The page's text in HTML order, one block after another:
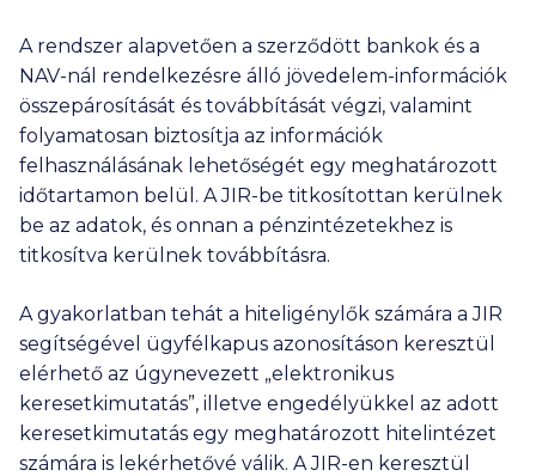
A rendszer alapvetően a szerződött bankok és a
NAV-nál rendelkezésre álló jövedelem-információk
összepárosítását és továbbítását végzi, valamint
folyamatosan biztosítja az információk
felhasználásának lehetőségét egy meghatározott
időtartamon belül. A JIR-be titkosítottan kerülnek
be az adatok, és onnan a pénzintézetekhez is
titkosítva kerülnek továbbításra.
A gyakorlatban tehát a hiteligénylők számára a JIR
segítségével ügyfélkapus azonosításon keresztül
elérhető az úgynevezett „elektronikus
keresetkimutatás”, illetve engedélyükkel az adott
keresetkimutatás egy meghatározott hitelintézet
számára is lekérhetővé válik. A JIR-en keresztül